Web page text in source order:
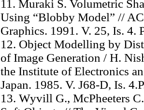
11. Muraki S. Volumetric
Using “Blobby Model” //
Graphics. 1991. V. 25, Is. 4.
12. Object Modelling by
of Image Generation / H.
the Institute of Electronics
Japan. 1985. V. J68-D, Is.
13. Wyvill G., McPheeters